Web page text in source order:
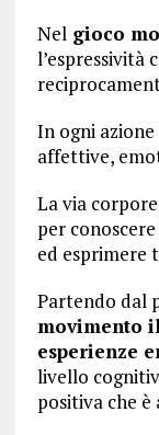
Nelgioco
l’espressività
In ogni
affettive,
La via
per
ed esprimere
Partendo dal
movimento
esperienze
livello
positiva che